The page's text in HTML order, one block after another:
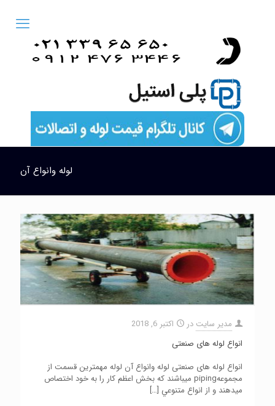
لوله وانواع آن
مدیر سایت در
اکتبر 6, 2018
انواع لوله های صنعتی
انواع لوله های صنعتی لوله وانواع آن لوله مهمترين قسمت از
مجموعهpiping ميباشند كه بخش اعظم كار را به خود اختصاص
ميدهند و از انواع متنوعي […]